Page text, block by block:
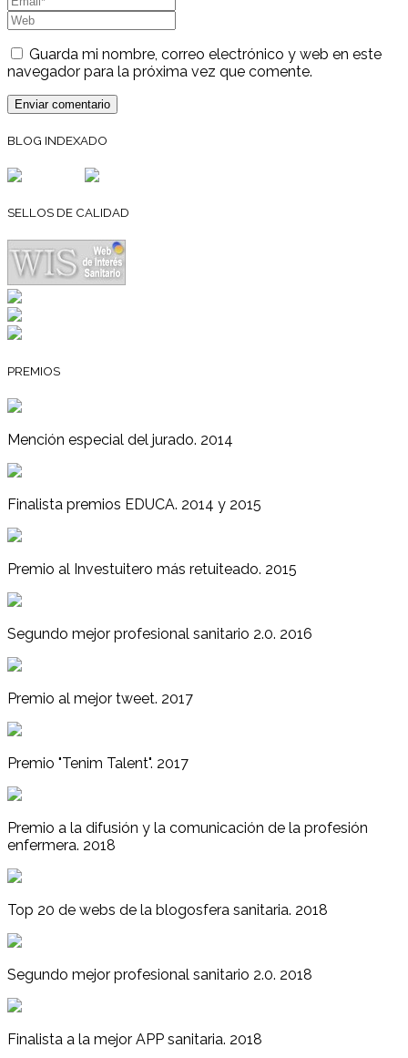
Guarda mi nombre, correo electrónico y web en este
navegador para la próxima vez que comente.
BLOG INDEXADO
SELLOS DE CALIDAD
PREMIOS
Mención especial del jurado. 2014
Finalista premios EDUCA. 2014 y 2015
Premio al Investuitero más retuiteado. 2015
Segundo mejor profesional sanitario 2.0. 2016
Premio al mejor tweet. 2017
Premio "Tenim Talent". 2017
Premio a la difusión y la comunicación de la profesión
enfermera. 2018
Top 20 de webs de la blogosfera sanitaria. 2018
Segundo mejor profesional sanitario 2.0. 2018
Finalista a la mejor APP sanitaria. 2018